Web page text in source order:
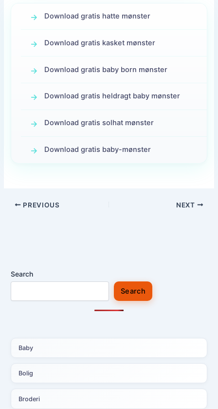
Download gratis hatte mønster
Download gratis kasket mønster
Download gratis baby born mønster
Download gratis heldragt baby mønster
Download gratis solhat mønster
Download gratis baby-mønster
PREVIOUS NEXT
Search
Search
Baby
Bolig
Broderi